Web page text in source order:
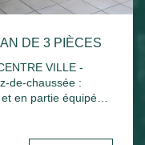
DE 3 PIÈCES
VILLE -
de-chaussée :
en partie équipée